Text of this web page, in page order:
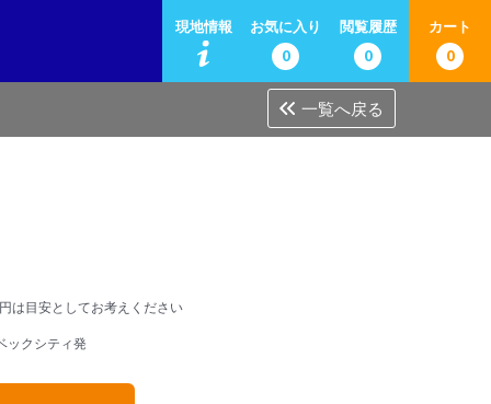
現地情報
お気に入り
0
閲覧履歴
0
カート
0
一覧へ戻る
は目安としてお考えください
ックシティ発